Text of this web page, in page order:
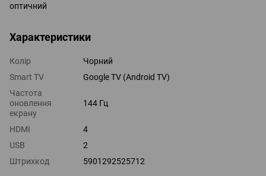
оптичний
Характеристики
Колір
Чорний
Smart TV
Google TV (Android TV)
Частота
оновлення
екрану
144 Гц
HDMI
4
USB
2
Штрихкод
5901292525712